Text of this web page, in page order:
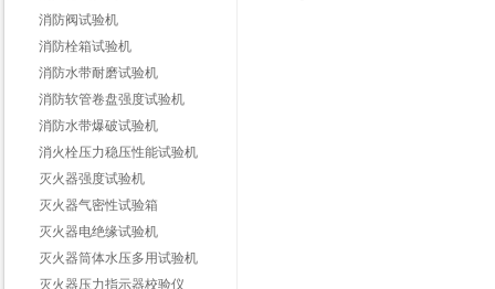
消防阀试验机
消防栓箱试验机
消防水带耐磨试验机
消防软管卷盘强度试验机
消防水带爆破试验机
消火栓压力稳压性能试验机
灭火器强度试验机
灭火器气密性试验箱
灭火器电绝缘试验机
灭火器筒体水压多用试验机
灭火器压力指示器校验仪